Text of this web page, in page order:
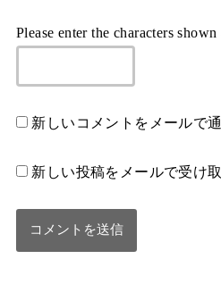
Please enter the characters shown
新しいコメントをメールで
新しい投稿をメールで受け